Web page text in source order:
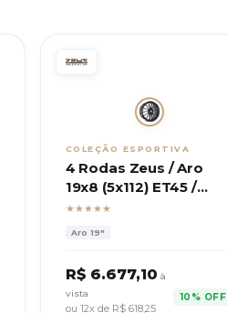
COLEÇÃO ESPORTIVA
4 Rodas Zeus / Aro
19x8 (5x112) ET45 /
Modelo VW Jetta
★★★★★
Aro 19"
R$ 6.677,10 à
vista
ou 12x de R$ 618,25
10% OFF